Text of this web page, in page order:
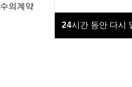
24시간 동안 다시
수의계약